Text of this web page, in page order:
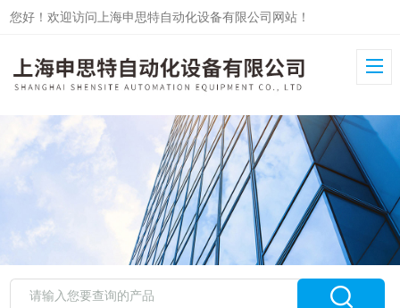
您好！欢迎访问上海申思特自动化设备有限公司网站！